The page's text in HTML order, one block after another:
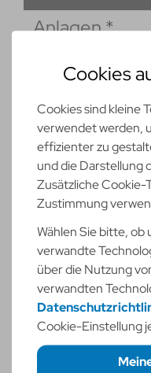
Anlagen*
Max.
Weitere
Max.
Weitere
Max.
Cookies
Cookies sind kleine
verwendet werden,
effizienter zu
und die Darstellung
Zusätzliche Cookie-
Zustimmung
Wählen Sie bitte, ob
verwandte
über die Nutzung
verwandten
Cookie-Einstellung